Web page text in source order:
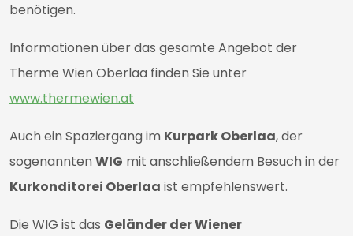
benötigen.
Informationen über das gesamte Angebot der
Therme Wien Oberlaa finden Sie unter
www.thermewien.at
Auch ein Spaziergang im Kurpark Oberlaa, der
sogenannten WIG mit anschließendem Besuch in der
Kurkonditorei Oberlaa ist empfehlenswert.
Die WIG ist das Geländer der Wiener